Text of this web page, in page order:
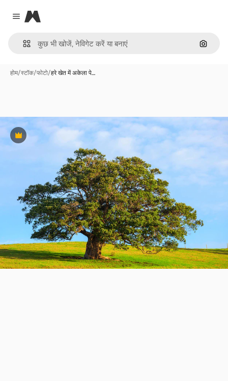
Close menu
Magnific
इमेज से
होम/स्टॉक/फोटो/हरे खेत में अकेला पे…
Premium